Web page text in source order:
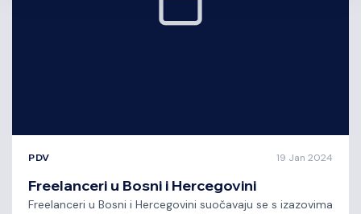
PDV 19 Jan 2024
Freelanceri u Bosni i Hercegovini
Freelanceri u Bosni i Hercegovini suočavaju se s izazovima